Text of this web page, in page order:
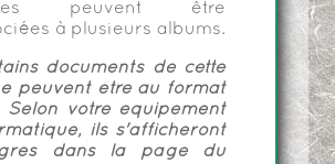
peuvent être
à plusieurs albums.
documents de cette
peuvent être au format
Selon votre équipement
ils s'afficheront
dans la page du